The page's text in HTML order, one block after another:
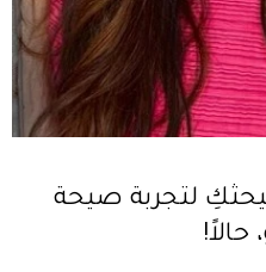
لتجربة صيحة
حالاً!